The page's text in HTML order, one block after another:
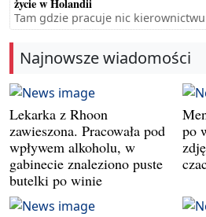
życie w Holandii
Tam gdzie pracuje nic
Najnowsze wiadomości
Lekarka z Rhoon
zawieszona. Pracowała pod
wpływem alkoholu, w
gabinecie znaleziono puste
butelki po winie
po